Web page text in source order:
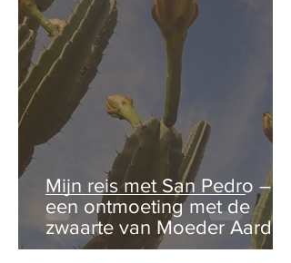
Mijn reis met San Pedro –
een ontmoeting met de
zwaarte van Moeder Aarde.